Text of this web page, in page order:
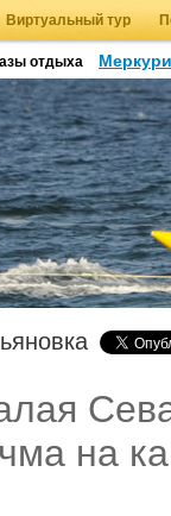
Виртуальный тур
отдыха
на